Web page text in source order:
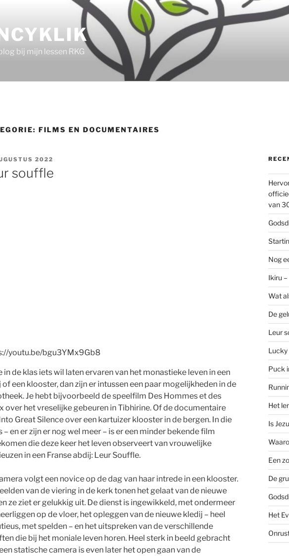
bij mijn lessen RKG
FILMS EN DOCUMENTAIRES
2022
souffle
youtu.be/bgu3YMx9Gb8
in de klas iets wil laten ervaren van het monastieke leven in een
of een klooster, dan zijn er intussen een paar mogelijkheden in de
Je hebt bijvoorbeeld de speelfilm Des Hommes et des
over het vreselijke gebeuren in Tibhirine. Of de documentaire
Great Silence over een kartuizer klooster in de bergen. In die
– en er zijn er nog wel meer – is er een minder bekende film
die deze keer het leven observeert van vrouwelijke
in een Franse abdij: Leur Souffle.
volgt een novice op de dag van haar intrede in een klooster.
van de viering in de kerk tonen het gelaat van de nieuwe
ze ziet er gelukkig uit. De dienst is ingewikkeld, met ondermeer
op de vloer, het opleggen van de nieuwe kledij – heel
met spelden – en het uitspreken van de verschillende
die bij het moniale leven horen. Heel sterk in beeld gebracht
statische camera is even later het open gaan van de
van
Nog
Ikiru
Wat
De
Leur
Lucky
Puck
Het
Is
Een
De
Het